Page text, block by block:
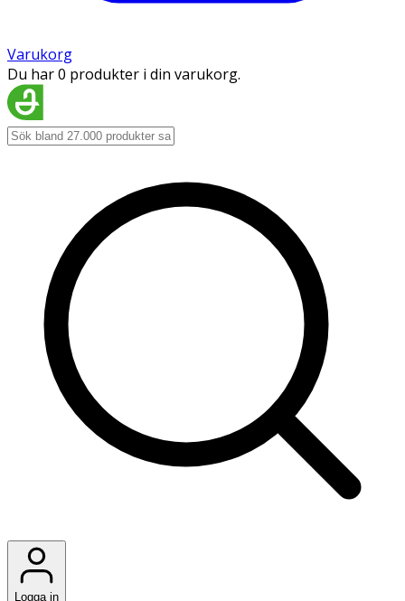
Varukorg
Du har 0 produkter i din varukorg.
Logga in